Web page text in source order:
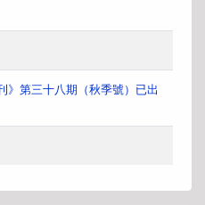
》第三十八期（秋季號）已出